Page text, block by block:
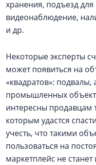
хранения, подъезд для
видеонаблюдение,
и др.
Некоторые эксперты
может появиться на
«квадратов»:
промышленных
интересны продавцам
которым удастся
учесть, что такими
пользоваться на
маркетплейс не